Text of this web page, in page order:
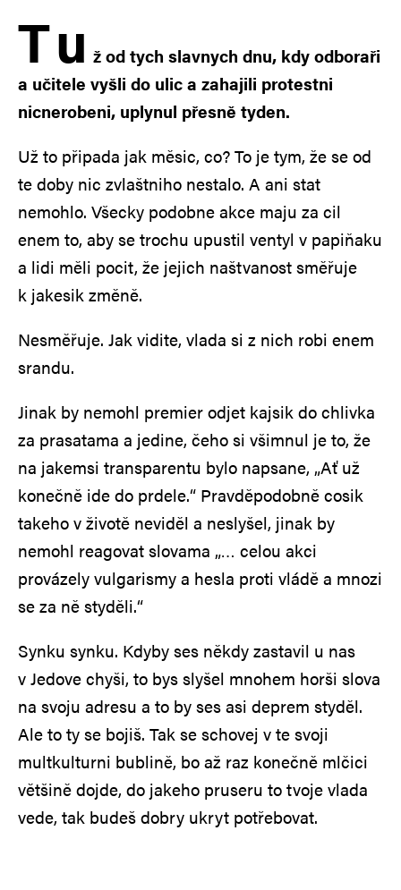
Tu ž od tych slavnych dnu, kdy odboraři
a učitele vyšli do ulic a zahajili protestni
nicnerobeni, uplynul přesně tyden.
Už to připada jak měsic, co? To je tym, že se od
te doby nic zvlaštniho nestalo. A ani stat
nemohlo. Všecky podobne akce maju za cil
enem to, aby se trochu upustil ventyl v papiňaku
a lidi měli pocit, že jejich naštvanost směřuje
k jakesik změně.
Nesměřuje. Jak vidite, vlada si z nich robi enem
srandu.
Jinak by nemohl premier odjet kajsik do chlivka
za prasatama a jedine, čeho si všimnul je to, že
na jakemsi transparentu bylo napsane, „Ať už
konečně ide do prdele.“ Pravděpodobně cosik
takeho v životě neviděl a neslyšel, jinak by
nemohl reagovat slovama „… celou akci
provázely vulgarismy a hesla proti vládě a mnozi
se za ně styděli.“
Synku synku. Kdyby ses někdy zastavil u nas
v Jedove chyši, to bys slyšel mnohem horši slova
na svoju adresu a to by ses asi deprem styděl.
Ale to ty se bojiš. Tak se schovej v te svoji
multkulturni bublině, bo až raz konečně mlčici
většině dojde, do jakeho pruseru to tvoje vlada
vede, tak budeš dobry ukryt potřebovat.